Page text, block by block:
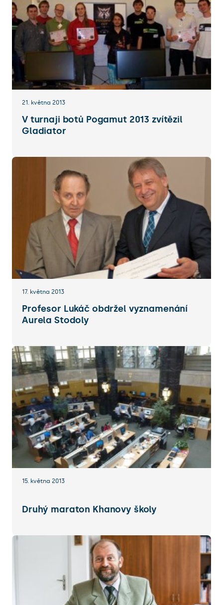
21. května 2013
V turnaji botů Pogamut 2013 zvítězil
Gladiator
17. května 2013
Profesor Lukáč obdržel vyznamenání
Aurela Stodoly
15. května 2013
Druhý maraton Khanovy školy